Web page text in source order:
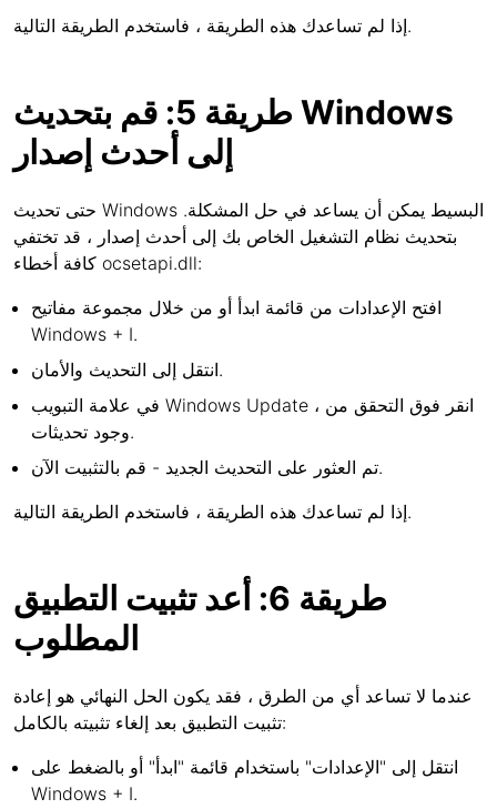
إذا لم تساعدك هذه الطريقة ، فاستخدم الطريقة التالية.
طريقة 5: قم بتحديث Windows
إلى أحدث إصدار
حتى تحديث Windows البسيط يمكن أن يساعد في حل المشكلة.
بتحديث نظام التشغيل الخاص بك إلى أحدث إصدار ، قد تختفي
كافة أخطاء ocsetapi.dll:
افتح الإعدادات من قائمة ابدأ أو من خلال مجموعة مفاتيح
Windows + I.
انتقل إلى التحديث والأمان.
في علامة التبويب Windows Update ، انقر فوق التحقق من
وجود تحديثات.
تم العثور على التحديث الجديد - قم بالتثبيت الآن.
إذا لم تساعدك هذه الطريقة ، فاستخدم الطريقة التالية.
طريقة 6: أعد تثبيت التطبيق
المطلوب
عندما لا تساعد أي من الطرق ، فقد يكون الحل النهائي هو إعادة
تثبيت التطبيق بعد إلغاء تثبيته بالكامل:
انتقل إلى "الإعدادات" باستخدام قائمة "ابدأ" أو بالضغط على
Windows + I.